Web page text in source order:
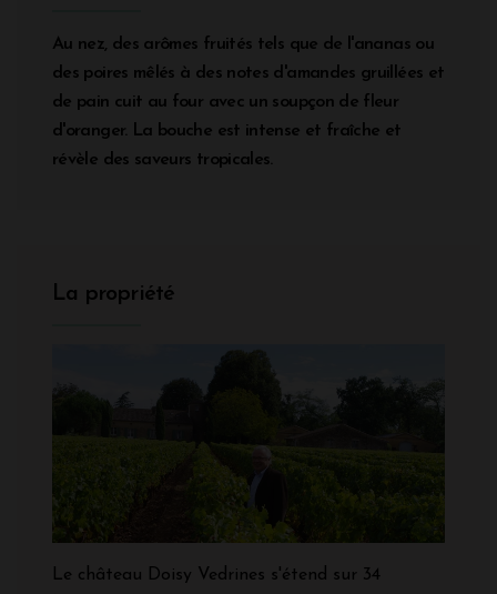
Au nez, des arômes fruités tels que de l'ananas ou
des poires mêlés à des notes d'amandes gruillées et
de pain cuit au four avec un soupçon de fleur
d'oranger. La bouche est intense et fraîche et
révèle des saveurs tropicales.
La propriété
Le château Doisy Vedrines s'étend sur 34